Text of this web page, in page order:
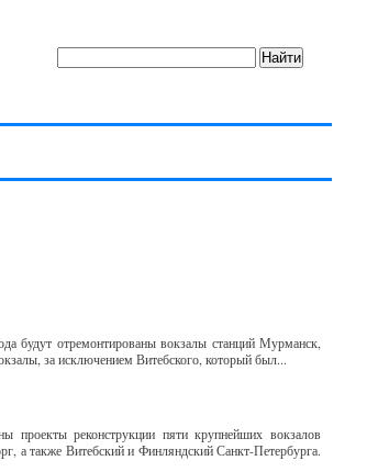
будут отремонтированы вокзалы станций Мурманск,
за исключением Витебского, который был...
проекты реконструкции пяти крупнейших вокзалов
а также Витебский и Финляндский Санкт-Петербурга.